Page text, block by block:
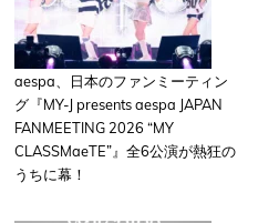
aespa、日本のファンミーティン
グ『MY-J presents aespa JAPAN
FANMEETING 2026 “MY
CLASSMaeTE”』全6公演が熱狂の
うちに幕！